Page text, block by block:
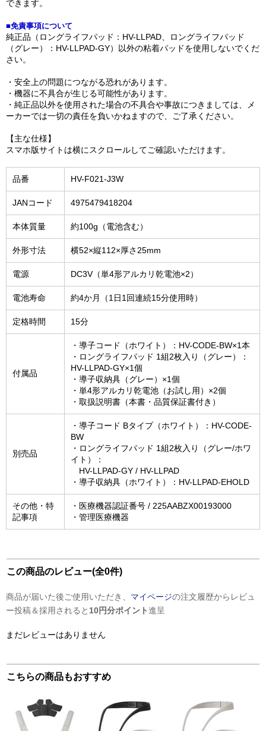
できます。
■免責事項について
純正品（ロングライフパッド：HV-LLPAD、ロングライフパッド
（グレー）：HV-LLPAD-GY）以外の粘着パッドを使用しないでくだ
さい。
・安全上の問題につながる恐れがあります。
・機器に不具合が生じる可能性があります。
・純正品以外を使用された場合の不具合や事故につきましては、メ
ーカーでは一切の責任を負いかねますので、ご了承ください。
【主な仕様】
スマホ版サイトは横にスクロールしてご確認いただけます。
品番 HV-F021-J3W
JANコード 4975479418204
本体質量 約100g（電池含む）
外形寸法 横52×縦112×厚さ25mm
電源 DC3V（単4形アルカリ乾電池×2）
電池寿命 約4か月（1日1回連続15分使用時）
定格時間 15分
付属品
・導子コード（ホワイト）：HV-CODE-BW×1本
・ロングライフパッド 1組2枚入り（グレー）：
HV-LLPAD-GY×1個
・導子収納具（グレー）×1個
・単4形アルカリ乾電池（お試し用）×2個
・取扱説明書（本書・品質保証書付き）
別売品
・導子コード Bタイプ（ホワイト）：HV-CODE-
BW
・ロングライフパッド 1組2枚入り（グレー/ホワ
イト）：
HV-LLPAD-GY / HV-LLPAD
・導子収納具（ホワイト）：HV-LLPAD-EHOLD
その他・特
記事項
・医療機器認証番号 / 225AABZX00193000
・管理医療機器
この商品のレビュー(全0件)
商品が届いた後ご使用いただき、 マイページの注文履歴からレビュ
ー投稿＆採用されると 10円分ポイント進呈
まだレビューはありません
こちらの商品もおすすめ